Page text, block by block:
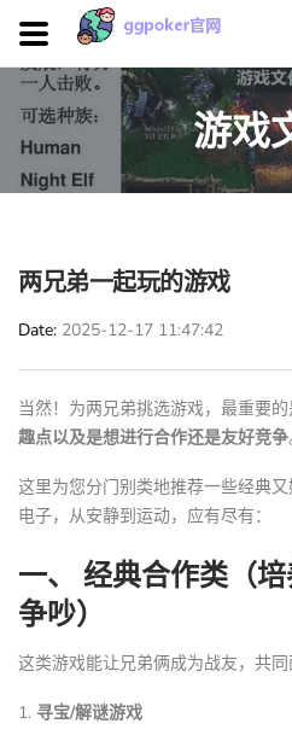
游戏
两兄弟一起玩的游戏
Date 2025-12-17 11:47:42
当然！为两兄弟挑选游戏，最重要
趣点以及是想进行合作还是友好竞争
这里为您分门别类地推荐一些经典
电子，从安静到运动，应有尽有：
一、 经典合作类（
争吵）
这类游戏能让兄弟俩成为战友，共同
1. 寻宝/解谜游戏